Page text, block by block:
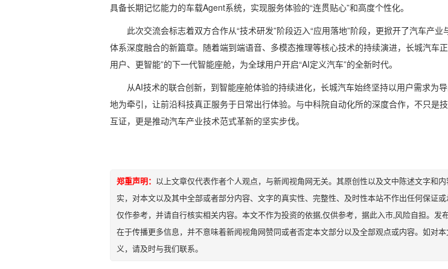
具备长期记忆能力的车载Agent系统，实现服务体验的“连贯贴心”和高度个性化。
此次交流会标志着双方合作从“技术研发”阶段迈入“应用落地”阶段，更掀开了汽车产业
体系深度融合的新篇章。随着端到端语音、多模态推理等核心技术的持续演进，长城汽车
用户、更智能”的下一代智能座舱，为全球用户开启“AI定义汽车”的全新时代。
从AI技术的联合创新，到智能座舱体验的持续进化，长城汽车始终坚持以用户需求为
地为牵引，让前沿科技真正服务于日常出行体验。与中科院自动化所的深度合作，不只是
互证，更是推动汽车产业技术范式革新的坚实步伐。
郑重声明：
以上文章仅代表作者个人观点，与新闻视角网无关。其原创性以及文中陈述文字和
实，对本文以及其中全部或者部分内容、文字的真实性、完整性、及时性本站不作出任何保证
仅作参考，并请自行核实相关内容。本文不作为投资的依据,仅供参考，据此入市,风险自担。发
在于传播更多信息，并不意味着新闻视角网赞同或者否定本文部分以及全部观点或内容。如对
义，请及时与我们联系。